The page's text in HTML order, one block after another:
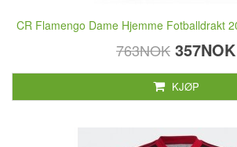
CR Flamengo Dame Hjemme Fotballdrakt
763NOK 357NOK
KJØP